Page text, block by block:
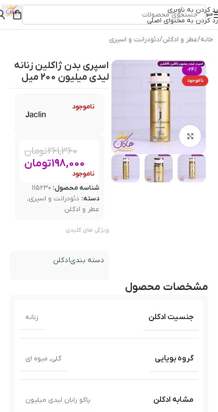
رد کردن به ناوبری
رد کردن به محتوای اصلی
منو
خانه/عطر و ادکلن/دئودرانت و اسپری
-24%
ناموجود
بزرگنمایی تصویر
اسپری بدن ژاکلین زنانه
لیدی میلیون 200 میل
ناموجود
261,360تومان
198,000تومان
ناموجود
شناسه محصول: 115230
دسته: دئودرانت و اسپری,
عطر و ادکلن
ویژگی های کلیدی
دسته بندیادکلن
مشخصات محصول
جنسیت ادکلن زنانه
گروه بویایی گلی, میوه ای
مشابه ادکلن پاکو رابان لیدی میلیون